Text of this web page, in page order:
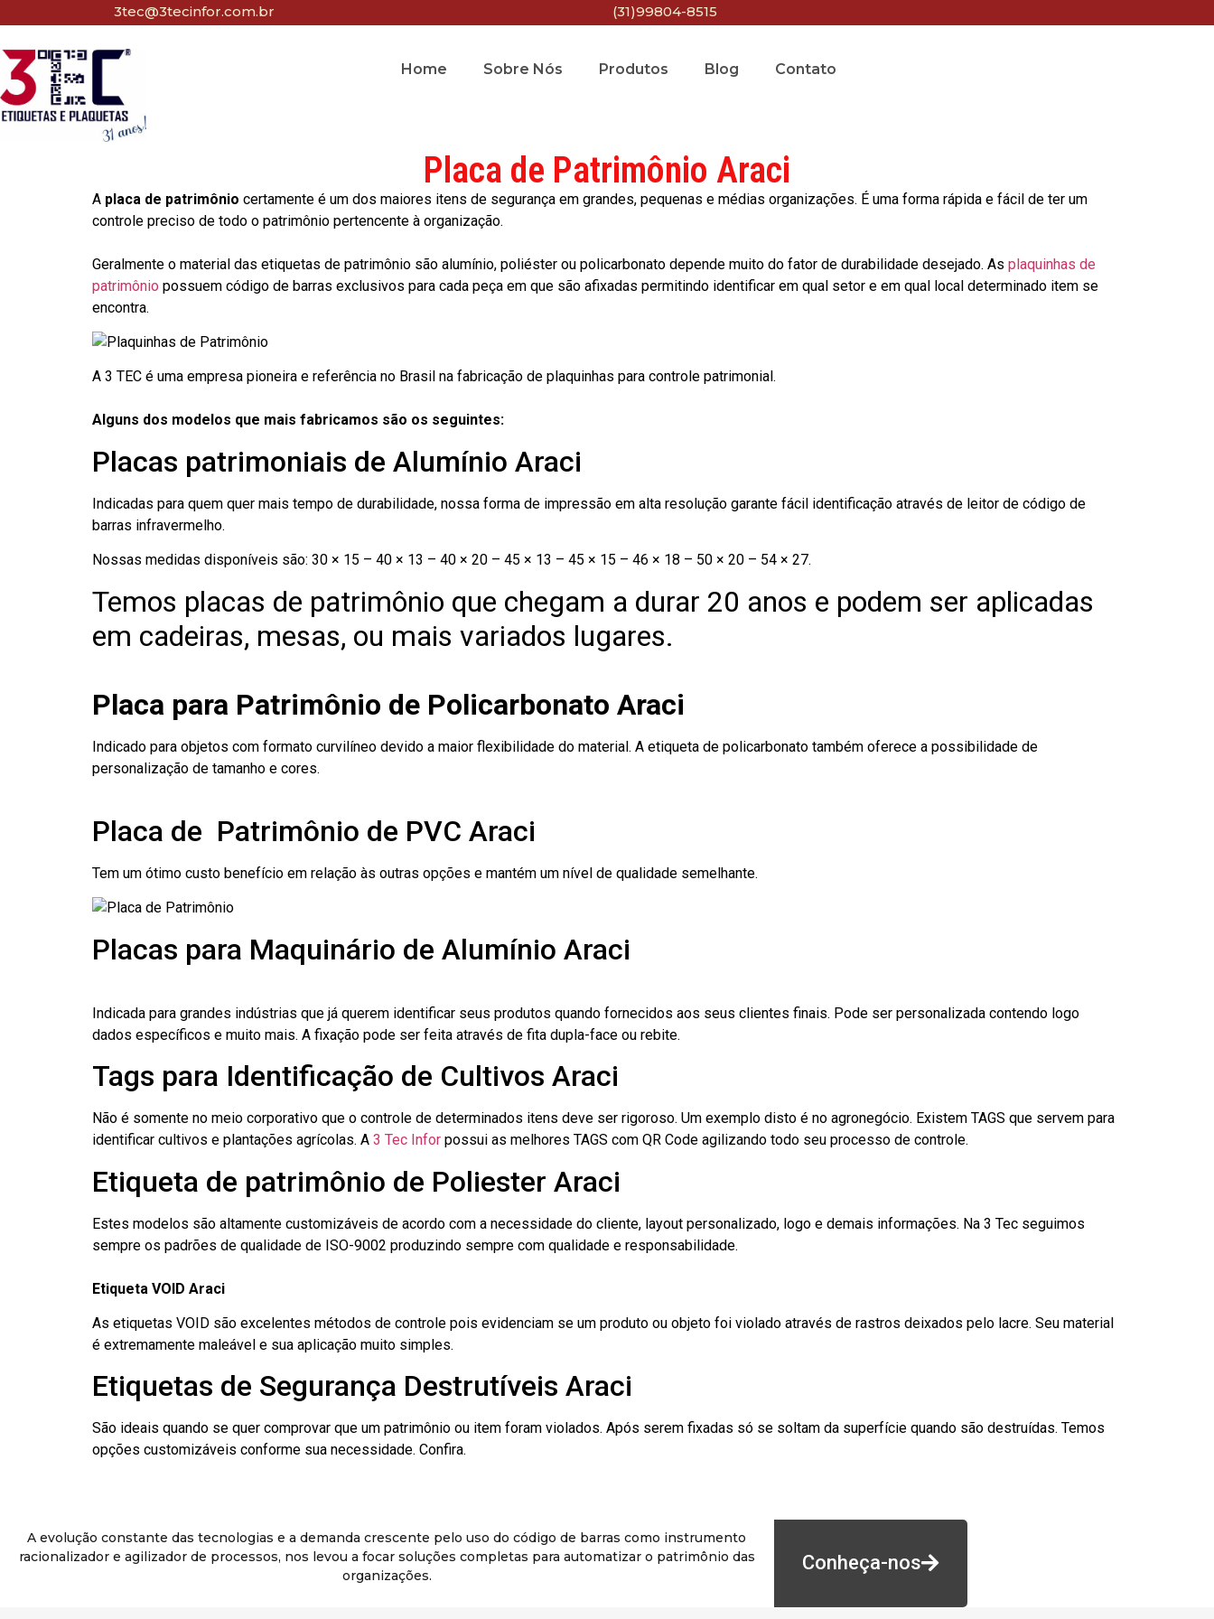
3tec@3tecinfor.com.br (31)99804-8515
Home Sobre Nós Produtos Blog Contato
Placa de Patrimônio Araci
A placa de patrimônio certamente é um dos maiores itens de segurança em grandes, pequenas e médias organizações. É uma forma rápida e fácil de ter um
controle preciso de todo o patrimônio pertencente à organização.
Geralmente o material das etiquetas de patrimônio são alumínio, poliéster ou policarbonato depende muito do fator de durabilidade desejado. As plaquinhas de
patrimônio possuem código de barras exclusivos para cada peça em que são afixadas permitindo identificar em qual setor e em qual local determinado item se
encontra.
A 3 TEC é uma empresa pioneira e referência no Brasil na fabricação de plaquinhas para controle patrimonial.
Alguns dos modelos que mais fabricamos são os seguintes:
Placas patrimoniais de Alumínio Araci
Indicadas para quem quer mais tempo de durabilidade, nossa forma de impressão em alta resolução garante fácil identificação através de leitor de código de
barras infravermelho.
Nossas medidas disponíveis são: 30 × 15 – 40 × 13 – 40 × 20 – 45 × 13 – 45 × 15 – 46 × 18 – 50 × 20 – 54 × 27.
Temos placas de patrimônio que chegam a durar 20 anos e podem ser aplicadas
em cadeiras, mesas, ou mais variados lugares.
Placa para Patrimônio de Policarbonato Araci
Indicado para objetos com formato curvilíneo devido a maior flexibilidade do material. A etiqueta de policarbonato também oferece a possibilidade de
personalização de tamanho e cores.
Placa de Patrimônio de PVC Araci
Tem um ótimo custo benefício em relação às outras opções e mantém um nível de qualidade semelhante.
Placas para Maquinário de Alumínio Araci
Indicada para grandes indústrias que já querem identificar seus produtos quando fornecidos aos seus clientes finais. Pode ser personalizada contendo logo
dados específicos e muito mais. A fixação pode ser feita através de fita dupla-face ou rebite.
Tags para Identificação de Cultivos Araci
Não é somente no meio corporativo que o controle de determinados itens deve ser rigoroso. Um exemplo disto é no agronegócio. Existem TAGS que servem para
identificar cultivos e plantações agrícolas. A 3 Tec Infor possui as melhores TAGS com QR Code agilizando todo seu processo de controle.
Etiqueta de patrimônio de Poliester Araci
Estes modelos são altamente customizáveis de acordo com a necessidade do cliente, layout personalizado, logo e demais informações. Na 3 Tec seguimos
sempre os padrões de qualidade de ISO-9002 produzindo sempre com qualidade e responsabilidade.
Etiqueta VOID Araci
As etiquetas VOID são excelentes métodos de controle pois evidenciam se um produto ou objeto foi violado através de rastros deixados pelo lacre. Seu material
é extremamente maleável e sua aplicação muito simples.
Etiquetas de Segurança Destrutíveis Araci
São ideais quando se quer comprovar que um patrimônio ou item foram violados. Após serem fixadas só se soltam da superfície quando são destruídas. Temos
opções customizáveis conforme sua necessidade. Confira.
A evolução constante das tecnologias e a demanda crescente pelo uso do código de barras como instrumento
racionalizador e agilizador de processos, nos levou a focar soluções completas para automatizar o patrimônio das
organizações.
Conheça-nos